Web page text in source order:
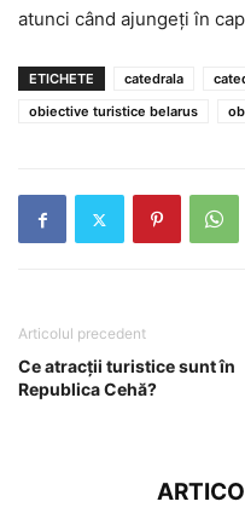
atunci când ajungeți în
ETICHETE catedrala
obiective turistice belarus
Articolul precedent
Ce atracții turistice sunt în
Republica Cehă?